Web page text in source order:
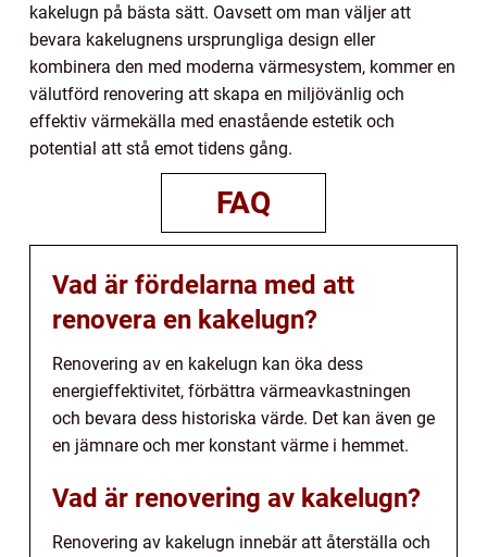
kakelugn på bästa sätt. Oavsett om man väljer att
bevara kakelugnens ursprungliga design eller
kombinera den med moderna värmesystem, kommer en
välutförd renovering att skapa en miljövänlig och
effektiv värmekälla med enastående estetik och
potential att stå emot tidens gång.
FAQ
Vad är fördelarna med att
renovera en kakelugn?
Renovering av en kakelugn kan öka dess
energieffektivitet, förbättra värmeavkastningen
och bevara dess historiska värde. Det kan även ge
en jämnare och mer konstant värme i hemmet.
Vad är renovering av kakelugn?
Renovering av kakelugn innebär att återställa och